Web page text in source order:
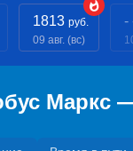
1813 руб.
09 авг. (вс)
-
Маркс